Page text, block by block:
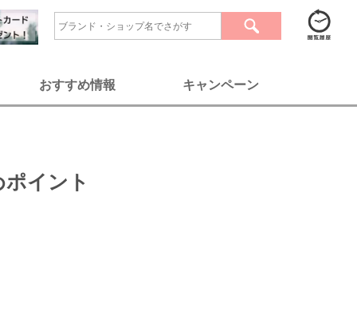
おすすめ情報 キャンペーン
イント